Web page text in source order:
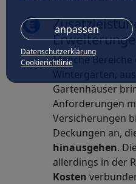
anpassen
Datenschutzerklärung
Cookierichtlinie
Manche
Gartenhäuser
Anforderungen
Versicherungen
Deckungen an,
hinausgehen.
allerdings in der
Kosten